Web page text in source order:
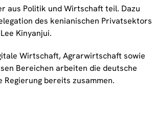
aus Politik und Wirtschaft teil. Dazu
des kenianischen Privatsektors
Kinyanjui.
Wirtschaft, Agrarwirtschaft sowie
Bereichen arbeiten die deutsche
bereits zusammen.